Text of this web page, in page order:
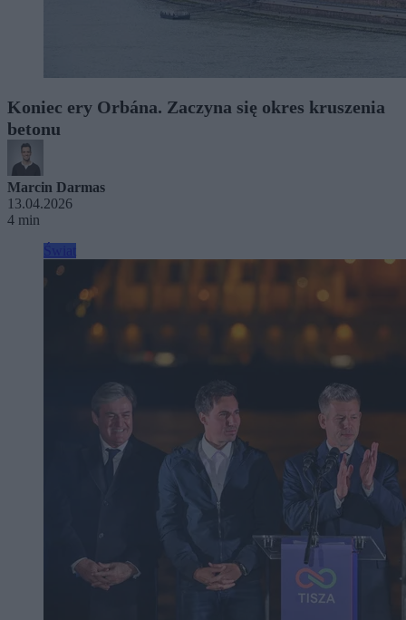
Koniec ery Orbána. Zaczyna się okres kruszenia
betonu
Marcin Darmas
13.04.2026
4 min